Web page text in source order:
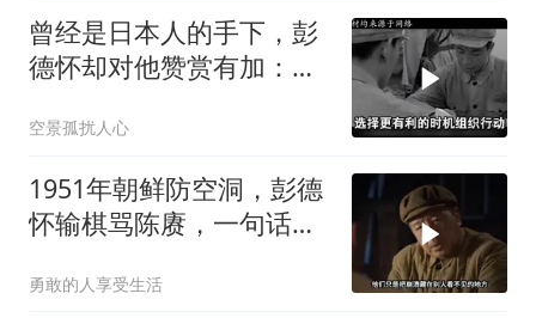
曾经是日本人的手下，彭
德怀却对他赞赏有加：他
空景孤扰人心
1951年朝鲜防空洞，彭德
怀输棋骂陈赓，一句话逗
勇敢的人享受生活